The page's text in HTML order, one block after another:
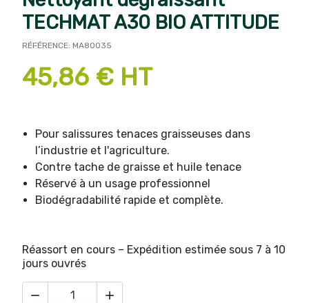
TECHMAT A30 BIO ATTITUDE
RÉFÉRENCE: MA80035
45,86 € HT
Pour salissures tenaces graisseuses dans
l’industrie et l'agriculture.
Contre tache de graisse et huile tenace
Réservé à un usage professionnel
Biodégradabilité rapide et complète.
Réassort en cours – Expédition estimée sous 7 à 10
jours ouvrés
 